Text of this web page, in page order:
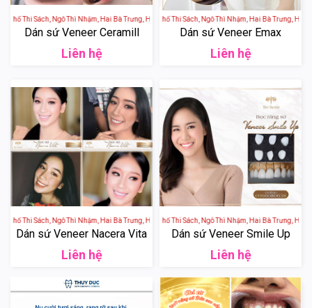
Phố Thi Sách, Ngô Thì Nhậm, Hai Bà Trưng, Hà Nội, Việt Nam
Dán sứ Veneer Ceramill
Liên hệ
Thẩm Mỹ Viện Tấm - 3B Phố Thi Sách, Ngô Thì Nhậm, Hai Bà Trưng, Hà
Dán sứ Veneer Emax
Liên hệ
Phố Thi Sách, Ngô Thì Nhậm, Hai Bà Trưng, Hà Nội, Việt Nam
Dán sứ Veneer Nacera Vita
Liên hệ
Thẩm Mỹ Viện Tấm - 3B Phố Thi Sách, Ngô Thì Nhậm, Hai Bà Trưng, Hà
Dán sứ Veneer Smile Up
Liên hệ